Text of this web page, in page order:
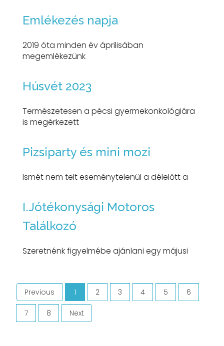
Emlékezés napja
2019 óta minden év áprilisában
megemlékezünk
Húsvét 2023
Természetesen a pécsi gyermekonkológiára
is megérkezett
Pizsiparty és mini mozi
Ismét nem telt eseménytelenül a délelőtt a
I.Jótékonysági Motoros
Találkozó
Szeretnénk figyelmébe ajánlani egy májusi
Previous
1
(current)
2 3 4 5 6
7 8 Next